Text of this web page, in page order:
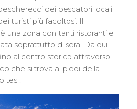
dei pescatori locali
turisti più facoltosi. Il
una zona con tanti ristoranti e
soprattutto di sera. Da qui
al centro storico attraverso
che si trova ai piedi della